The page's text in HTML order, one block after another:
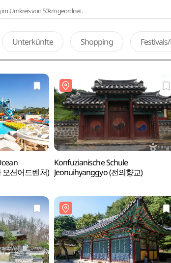
im Umkreis von 50km geordnet.
Unterkünfte Shopping
오션어드벤처)
Konfuzianische Schule
Jeonuihyanggyo (전의향교)